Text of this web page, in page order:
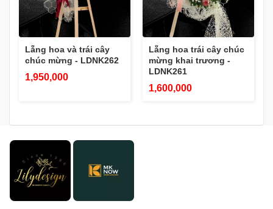
Lẵng hoa và trái cây
chúc mừng - LDNK262
1,950,000
Lẵng hoa trái cây chúc
mừng khai trương -
LDNK261
1,600,000